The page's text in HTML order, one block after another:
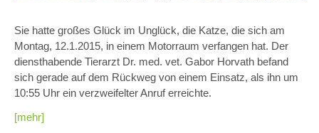
Sie hatte großes Glück im Unglück, die Katze, die sich am
Montag, 12.1.2015, in einem Motorraum verfangen hat. Der
diensthabende Tierarzt Dr. med. vet. Gabor Horvath befand
sich gerade auf dem Rückweg von einem Einsatz, als ihn um
10:55 Uhr ein verzweifelter Anruf erreichte.
[mehr]